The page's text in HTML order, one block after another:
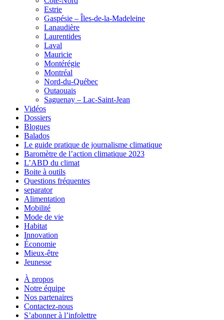
Estrie
Gaspésie – Îles-de-la-Madeleine
Lanaudière
Laurentides
Laval
Mauricie
Montérégie
Montréal
Nord-du-Québec
Outaouais
Saguenay – Lac-Saint-Jean
Vidéos
Dossiers
Blogues
Balados
Le guide pratique de journalisme climatique
Baromètre de l’action climatique 2023
L’ABD du climat
Boite à outils
Questions fréquentes
separator
Alimentation
Mobilité
Mode de vie
Habitat
Innovation
Économie
Mieux-être
Jeunesse
À propos
Notre équipe
Nos partenaires
Contactez-nous
S’abonner à l’infolettre